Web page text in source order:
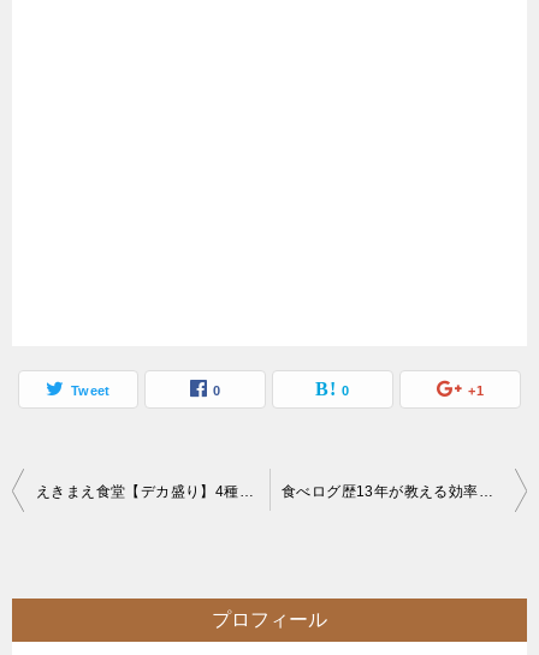
Tweet 0 0 +1
投
ビ
ゲ
えきまえ食堂【デカ盛り】4種のチャレンジメニュー最難関巨大メガ盛りトルコライス 食べログ歴13年が教える効率的なお店選びをご紹介【初心者編】
プロフィール